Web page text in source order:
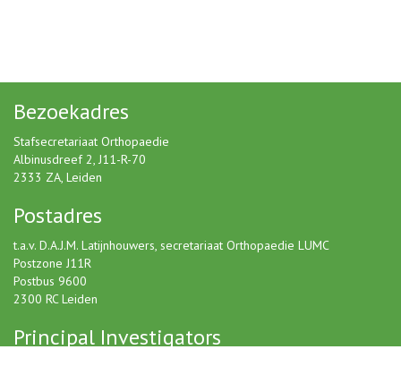
Bezoekadres
Stafsecretariaat Orthopaedie
Albinusdreef 2, J11-R-70
2333 ZA, Leiden
Postadres
t.a.v. D.A.J.M. Latijnhouwers, secretariaat Orthopaedie LUMC
Postzone J11R
Postbus 9600
2300 RC Leiden
Principal Investigators